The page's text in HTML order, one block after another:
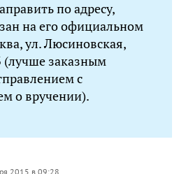
по адресу,
на его официальном
ул. Люсиновская,
(лучше заказным
с
о вручении).
2015 в 09:28